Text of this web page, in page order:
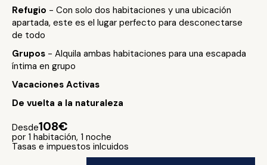
Refugio - Con solo dos habitaciones y una ubicación
apartada, este es el lugar perfecto para desconectarse
de todo
Grupos - Alquila ambas habitaciones para una escapada
íntima en grupo
Vacaciones Activas
De vuelta a la naturaleza
Desde108€
por 1 habitación, 1 noche
Tasas e impuestos inlcuidos